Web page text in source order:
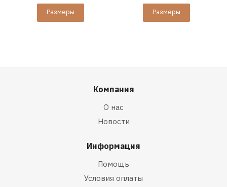
Размеры Размеры
Компания
О нас
Новости
Информация
Помощь
Условия оплаты